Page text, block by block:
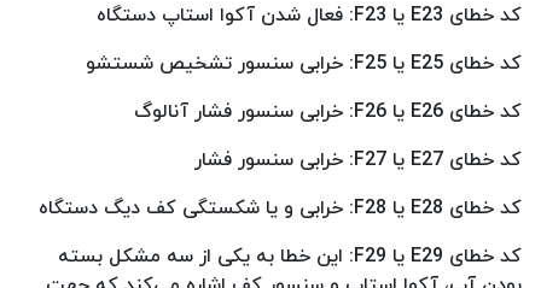
کد خطای E23 یا F23: فعال شدن آکوا استاپ دستگاه
کد خطای E25 یا F25: خرابی سنسور تشخیص شستشو
کد خطای E26 یا F26: خرابی سنسور فشار آنالوگ
کد خطای E27 یا F27: خرابی سنسور فشار
کد خطای E28 یا F28: خرابی و یا شکستگی کف دیگ دستگاه
کد خطای E29 یا F29: این خطا به یکی از سه مشکل بسته